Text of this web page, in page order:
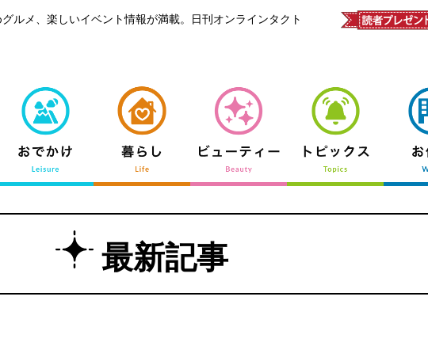
ルメ、楽しいイベント情報が満載。日刊オンラインタクト
最新記事